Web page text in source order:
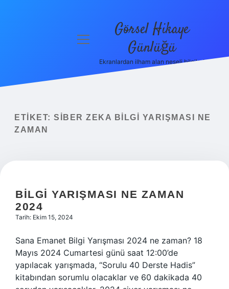
Yasal Uyarı
menüyü
Görsel Hikaye
Günlüğü
Ekranlardan ilham alan neşeli bilgiler!
ETIKET: SIBER ZEKA BILGI YARIŞMASI NE
ZAMAN
BILGI YARIŞMASI NE ZAMAN
2024
Tarih: Ekim 15, 2024
Sana Emanet Bilgi Yarışması 2024 ne zaman? 18
Mayıs 2024 Cumartesi günü saat 12:00’de
yapılacak yarışmada, “Sorulu 40 Derste Hadis”
kitabından sorumlu olacaklar ve 60 dakikada 40